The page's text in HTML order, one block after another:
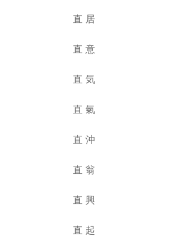
直 居
直 意
直 気
直 氣
直 沖
直 翁
直 興
直 起